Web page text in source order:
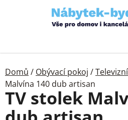
Domů / Obývací pokoj /
Malvína 140 dub artisan
TV stolek